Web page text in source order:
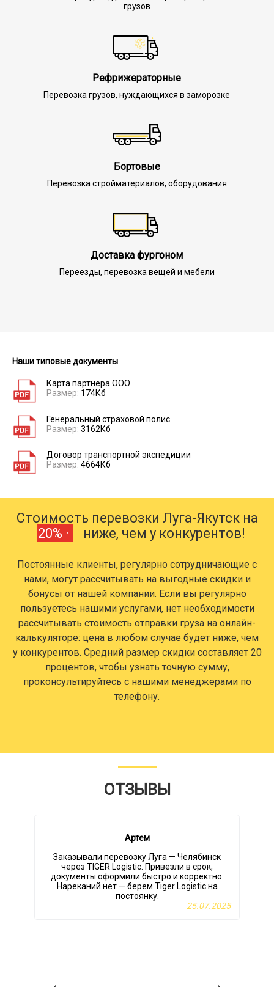
грузов
Рефрижераторные
Перевозка грузов, нуждающихся в заморозке
Бортовые
Перевозка стройматериалов, оборудования
Доставка фургоном
Переезды, перевозка вещей и мебели
Наши типовые документы
Карта партнера ООО
Размер: 174Кб
Генеральный страховой полис
Размер: 3162Кб
Договор транспортной экспедиции
Размер: 4664Кб
Стоимость перевозки Луга-Якутск на
20% ·
ниже, чем у конкурентов!
Постоянные клиенты, регулярно сотрудничающие с
нами, могут рассчитывать на выгодные скидки и
бонусы от нашей компании. Если вы регулярно
пользуетесь нашими услугами, нет необходимости
рассчитывать стоимость отправки груза на онлайн-
калькуляторе: цена в любом случае будет ниже, чем
у конкурентов. Средний размер скидки составляет 20
процентов, чтобы узнать точную сумму,
проконсультируйтесь с нашими менеджерами по
телефону.
ОТЗЫВЫ
Артем
Заказывали перевозку Луга — Челябинск
через TIGER Logistic. Привезли в срок,
документы оформили быстро и корректно.
Нареканий нет — берем Tiger Logistic на
постоянку.
25.07.2025